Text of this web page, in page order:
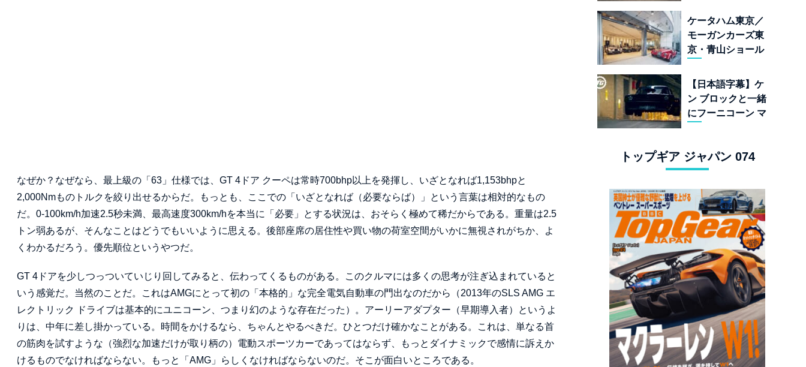
なぜか？なぜなら、最上級の「63」仕様では、GT 4ドア クーペは常時700bhp以上を発揮し、いざとなれば1,153bhpと
2,000Nmものトルクを絞り出せるからだ。もっとも、ここでの「いざとなれば（必要ならば）」という言葉は相対的なもの
だ。0-100km/h加速2.5秒未満、最高速度300km/hを本当に「必要」とする状況は、おそらく極めて稀だからである。重量は2.5
トン弱あるが、そんなことはどうでもいいように思える。後部座席の居住性や買い物の荷室空間がいかに無視されがちか、よ
くわかるだろう。優先順位というやつだ。
GT 4ドアを少しつっついていじり回してみると、伝わってくるものがある。このクルマには多くの思考が注ぎ込まれていると
いう感覚だ。当然のことだ。これはAMGにとって初の「本格的」な完全電気自動車の門出なのだから（2013年のSLS AMG エ
レクトリック ドライブは基本的にユニコーン、つまり幻のような存在だった）。アーリーアダプター（早期導入者）というよ
りは、中年に差し掛かっている。時間をかけるなら、ちゃんとやるべきだ。ひとつだけ確かなことがある。これは、単なる首
の筋肉を試すような（強烈な加速だけが取り柄の）電動スポーツカーであってはならず、もっとダイナミックで感情に訴えか
けるものでなければならない。もっと「AMG」らしくなければならないのだ。そこが面白いところである。
ォーキーエイト
117」の深淵を覗く
ケータハム東京／
モーガンカーズ東
京・青山ショール
「移動手段」では
なく「人生」だ
【日本語字幕】ケ
ン ブロックと一緒
にフーニコーン マ
トップギア ジャパン 074